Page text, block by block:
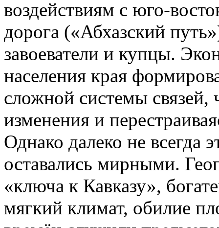
воздействиям с юго-
дорога («Абхазский
завоеватели и купцы.
населения края
сложной системы связей,
изменения и
Однако далеко не всегда
оставались мирными.
«ключа к Кавказу»,
мягкий климат, обилие